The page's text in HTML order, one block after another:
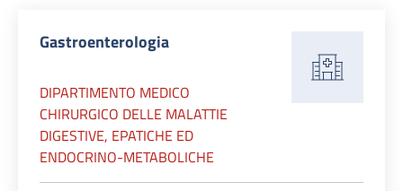
Gastroenterologia
DIPARTIMENTO MEDICO
CHIRURGICO DELLE MALATTIE
DIGESTIVE, EPATICHE ED
ENDOCRINO-METABOLICHE